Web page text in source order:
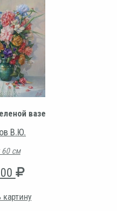
вазе
В.Ю.
60 см
картину